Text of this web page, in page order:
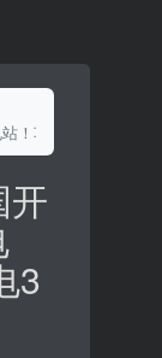
！车主可免费充电3
开
3